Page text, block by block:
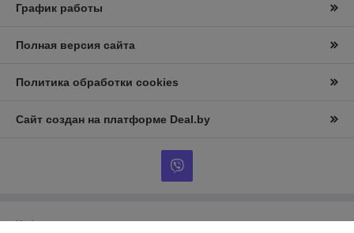
График работы
Полная версия сайта
Политика обработки cookies
Сайт создан на платформе Deal.by
Информация для покупателя